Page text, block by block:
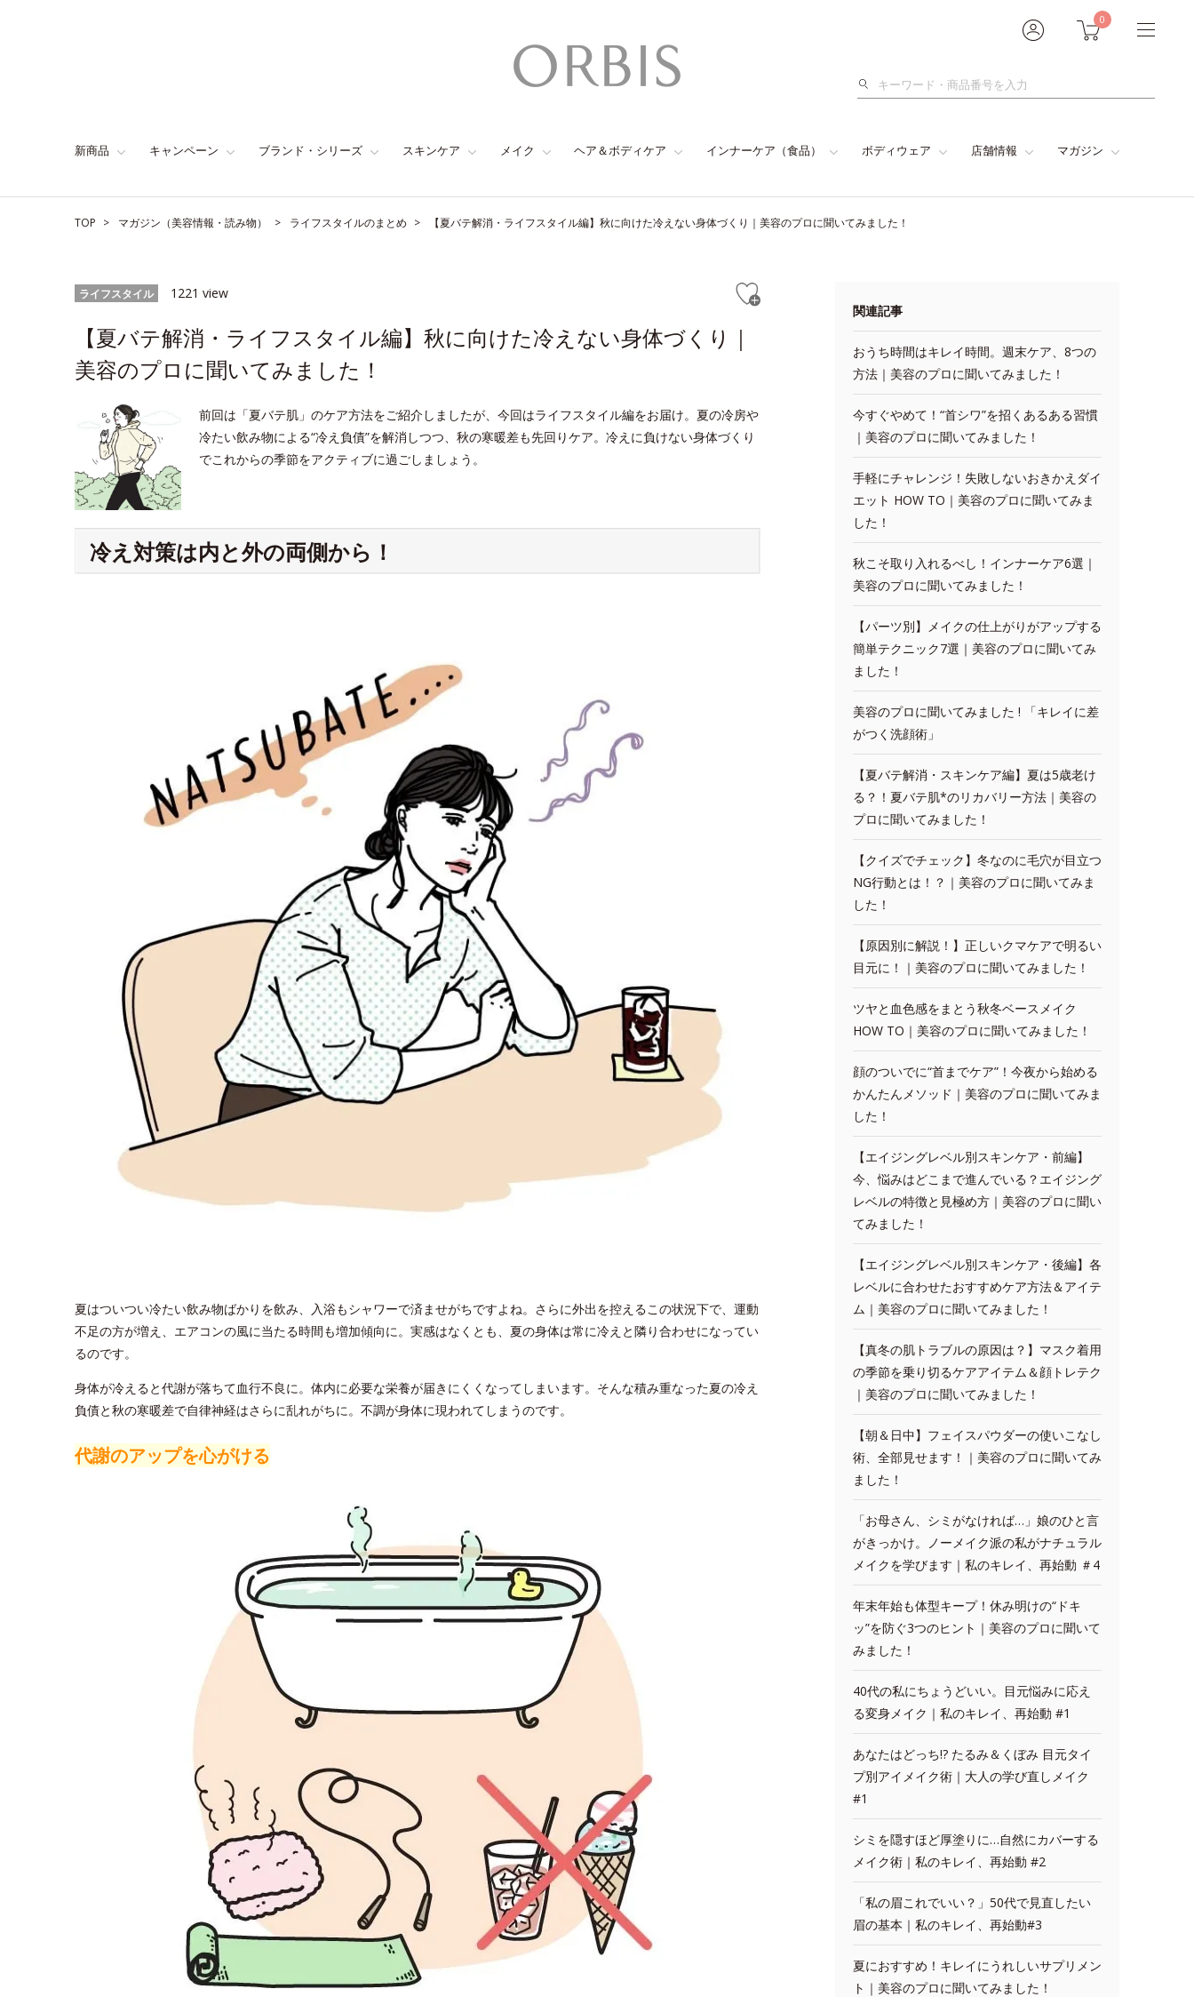
0
検
新商品 キャンペーン ブランド・シリーズ スキンケア メイク ヘア＆ボディケア インナーケア（食品） ボディウェア 店舗情報 マガジン
TOP マガジン（美容情報・読み物） ライフスタイルのまとめ 【夏バテ解消・ライフスタイル編】秋に向けた冷えない身体づくり｜美容のプロに聞いてみました！
ライフスタイル 1221 view
【夏バテ解消・ライフスタイル編】秋に向けた冷えない身体づくり｜
美容のプロに聞いてみました！
前回は「夏バテ肌」のケア方法をご紹介しましたが、今回はライフスタイル編をお届け。夏の冷房や
冷たい飲み物による“冷え負債”を解消しつつ、秋の寒暖差も先回りケア。冷えに負けない身体づくり
でこれからの季節をアクティブに過ごしましょう。
冷え対策は内と外の両側から！
夏はついつい冷たい飲み物ばかりを飲み、入浴もシャワーで済ませがちですよね。さらに外出を控えるこの状況下で、運動
不足の方が増え、エアコンの風に当たる時間も増加傾向に。実感はなくとも、夏の身体は常に冷えと隣り合わせになってい
るのです。
身体が冷えると代謝が落ちて血行不良に。体内に必要な栄養が届きにくくなってしまいます。そんな積み重なった夏の冷え
負債と秋の寒暖差で自律神経はさらに乱れがちに。不調が身体に現われてしまうのです。
代謝のアップを心がける
関連記事
おうち時間はキレイ時間。週末ケア、8つの
方法｜美容のプロに聞いてみました！
今すぐやめて！“首シワ”を招くあるある習慣
｜美容のプロに聞いてみました！
手軽にチャレンジ！失敗しないおきかえダイ
エット HOW TO｜美容のプロに聞いてみま
した！
秋こそ取り入れるべし！インナーケア6選｜
美容のプロに聞いてみました！
【パーツ別】メイクの仕上がりがアップする
簡単テクニック7選｜美容のプロに聞いてみ
ました！
美容のプロに聞いてみました ! 「キレイに差
がつく洗顔術」
【夏バテ解消・スキンケア編】夏は5歳老け
る？！夏バテ肌*のリカバリー方法｜美容の
プロに聞いてみました！
【クイズでチェック】冬なのに毛穴が目立つ
NG行動とは！？｜美容のプロに聞いてみま
した！
【原因別に解説！】正しいクマケアで明るい
目元に！｜美容のプロに聞いてみました！
ツヤと血色感をまとう秋冬ベースメイク
HOW TO｜美容のプロに聞いてみました！
顔のついでに“首までケア”！今夜から始める
かんたんメソッド｜美容のプロに聞いてみま
した！
【エイジングレベル別スキンケア・前編】
今、悩みはどこまで進んでいる？エイジング
レベルの特徴と見極め方｜美容のプロに聞い
てみました！
【エイジングレベル別スキンケア・後編】各
レベルに合わせたおすすめケア方法＆アイテ
ム｜美容のプロに聞いてみました！
【真冬の肌トラブルの原因は？】マスク着用
の季節を乗り切るケアアイテム＆顔トレテク
｜美容のプロに聞いてみました！
【朝＆日中】フェイスパウダーの使いこなし
術、全部見せます！｜美容のプロに聞いてみ
ました！
「お母さん、シミがなければ…」娘のひと言
がきっかけ。ノーメイク派の私がナチュラル
メイクを学びます｜私のキレイ、再始動 ＃4
年末年始も体型キープ！休み明けの“ドキ
ッ”を防ぐ3つのヒント｜美容のプロに聞いて
みました！
40代の私にちょうどいい。目元悩みに応え
る変身メイク｜私のキレイ、再始動 #1
あなたはどっち!? たるみ＆くぼみ 目元タイ
プ別アイメイク術｜大人の学び直しメイク
#1
シミを隠すほど厚塗りに…自然にカバーする
メイク術｜私のキレイ、再始動 #2
「私の眉これでいい？」50代で見直したい
眉の基本｜私のキレイ、再始動#3
夏におすすめ！キレイにうれしいサプリメン
ト｜美容のプロに聞いてみました！